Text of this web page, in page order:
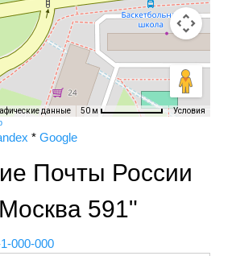
данные 50 м Условия
* Google
Почты России
591"
000-000